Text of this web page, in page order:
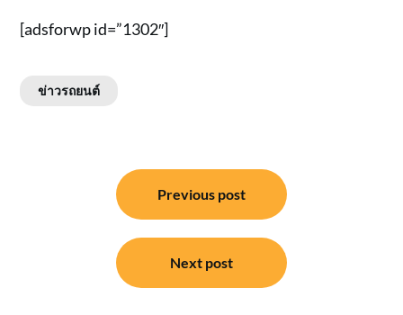
[adsforwp id=”1302″]
ข่าวรถยนต์
Previous post
Next post